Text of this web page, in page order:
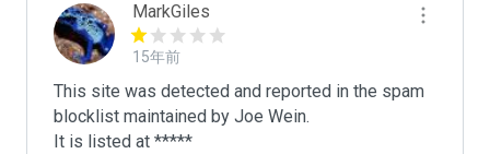
MarkGiles
15年前
This site was detected and reported in the spam
blocklist maintained by Joe Wein.
It is listed at *****